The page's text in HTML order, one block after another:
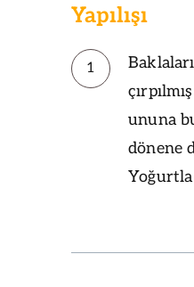
Yapılışı
1
ununa
dönene